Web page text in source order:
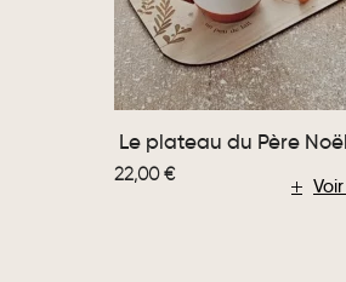
Le plateau du Père Noël
22,00€